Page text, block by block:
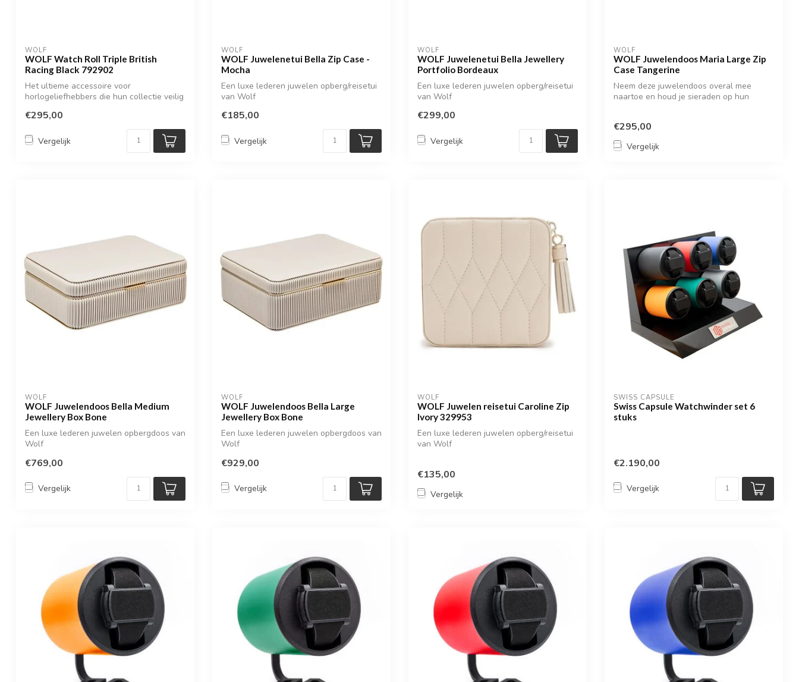
WOLF
WOLF Watch Roll Triple British
Racing Black 792902
Het ultieme accessoire voor
horlogeliefhebbers die hun collectie veilig
€295,00
Vergelijk
WOLF
WOLF Juwelenetui Bella Zip Case -
Mocha
Een luxe lederen juwelen opberg/reisetui
van Wolf
€185,00
Vergelijk
WOLF
WOLF Juwelenetui Bella Jewellery
Portfolio Bordeaux
Een luxe lederen juwelen opberg/reisetui
van Wolf
€299,00
Vergelijk
WOLF
WOLF Juwelendoos Maria Large Zip
Case Tangerine
Neem deze juwelendoos overal mee
naartoe en houd je sieraden op hun
€295,00
Vergelijk
WOLF
WOLF Juwelendoos Bella Medium
Jewellery Box Bone
Een luxe lederen juwelen opbergdoos van
Wolf
€769,00
Vergelijk
WOLF
WOLF Juwelendoos Bella Large
Jewellery Box Bone
Een luxe lederen juwelen opbergdoos van
Wolf
€929,00
Vergelijk
WOLF
WOLF Juwelen reisetui Caroline Zip
Ivory 329953
Een luxe lederen juwelen opberg/reisetui
van Wolf
€135,00
Vergelijk
SWISS CAPSULE
Swiss Capsule Watchwinder set 6
stuks
€2.190,00
Vergelijk